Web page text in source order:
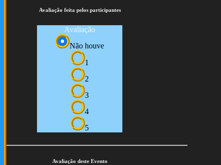
Avaliação feita pelos participantes
Avaliação
Não houve
1
2
3
4
5
Avaliação deste Evento